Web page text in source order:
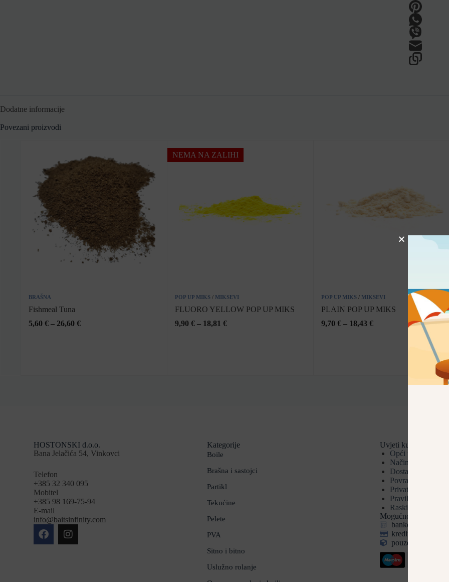
Dodatne informacije
Povezani proizvodi
BRAŠNA
Fishmeal Tuna
5,60 € – 26,60 €
NEMA NA ZALIHI
POP UP MIKS/ MIKSEVI
FLUORO YELLOW POP UP MIKS
9,90 € – 18,81 €
POP UP MIKS/ MIKSEVI
PLAIN POP UP MIKS
9,70 € – 18,43 €
HOSTONSKI d.o.o.
Bana Jelačića 54, Vinkovci
Telefon
+385 32 340 095
Mobitel
+385 98 169-75-94
E-mail
info@baitsinfinity.com
Kategorije
Boile
Brašna i sastojci
Partikl
Tekućine
Pelete
PVA
Sitno i bitno
Uslužno rolanje
Uvjeti kupnje
Opći uvjeti
Načini plaćanja
Dostava
Povrat i
Privatnost i
Pravila privatnosti
Raskid ugovora
Mogućnosti plaćanja
bankovnom
kreditnim i
pouzećem (za